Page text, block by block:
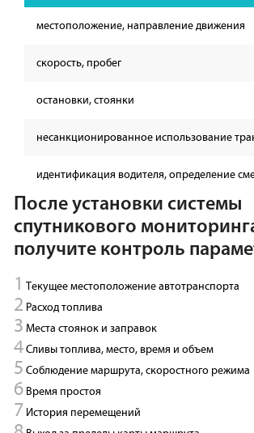
местоположение, направление движения
скорость, пробег
остановки, стоянки
несанкционированное использование
идентификация водителя, определение
После установки системы
спутникового
получите контроль
Текущее местоположение автотранспорта
Расход топлива
Места стоянок и заправок
Сливы топлива, место, время и объем
Соблюдение маршрута, скоростного режима
Время простоя
История перемещений